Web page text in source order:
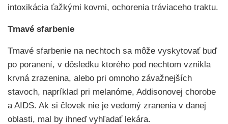
intoxikácia ťažkými kovmi, ochorenia tráviaceho traktu.
Tmavé sfarbenie
Tmavé sfarbenie na nechtoch sa môže vyskytovať buď
po poranení, v dôsledku ktorého pod nechtom vznikla
krvná zrazenina, alebo pri omnoho závažnejších
stavoch, napríklad pri melanóme, Addisonovej chorobe
a AIDS. Ak si človek nie je vedomý zranenia v danej
oblasti, mal by ihneď vyhľadať lekára.